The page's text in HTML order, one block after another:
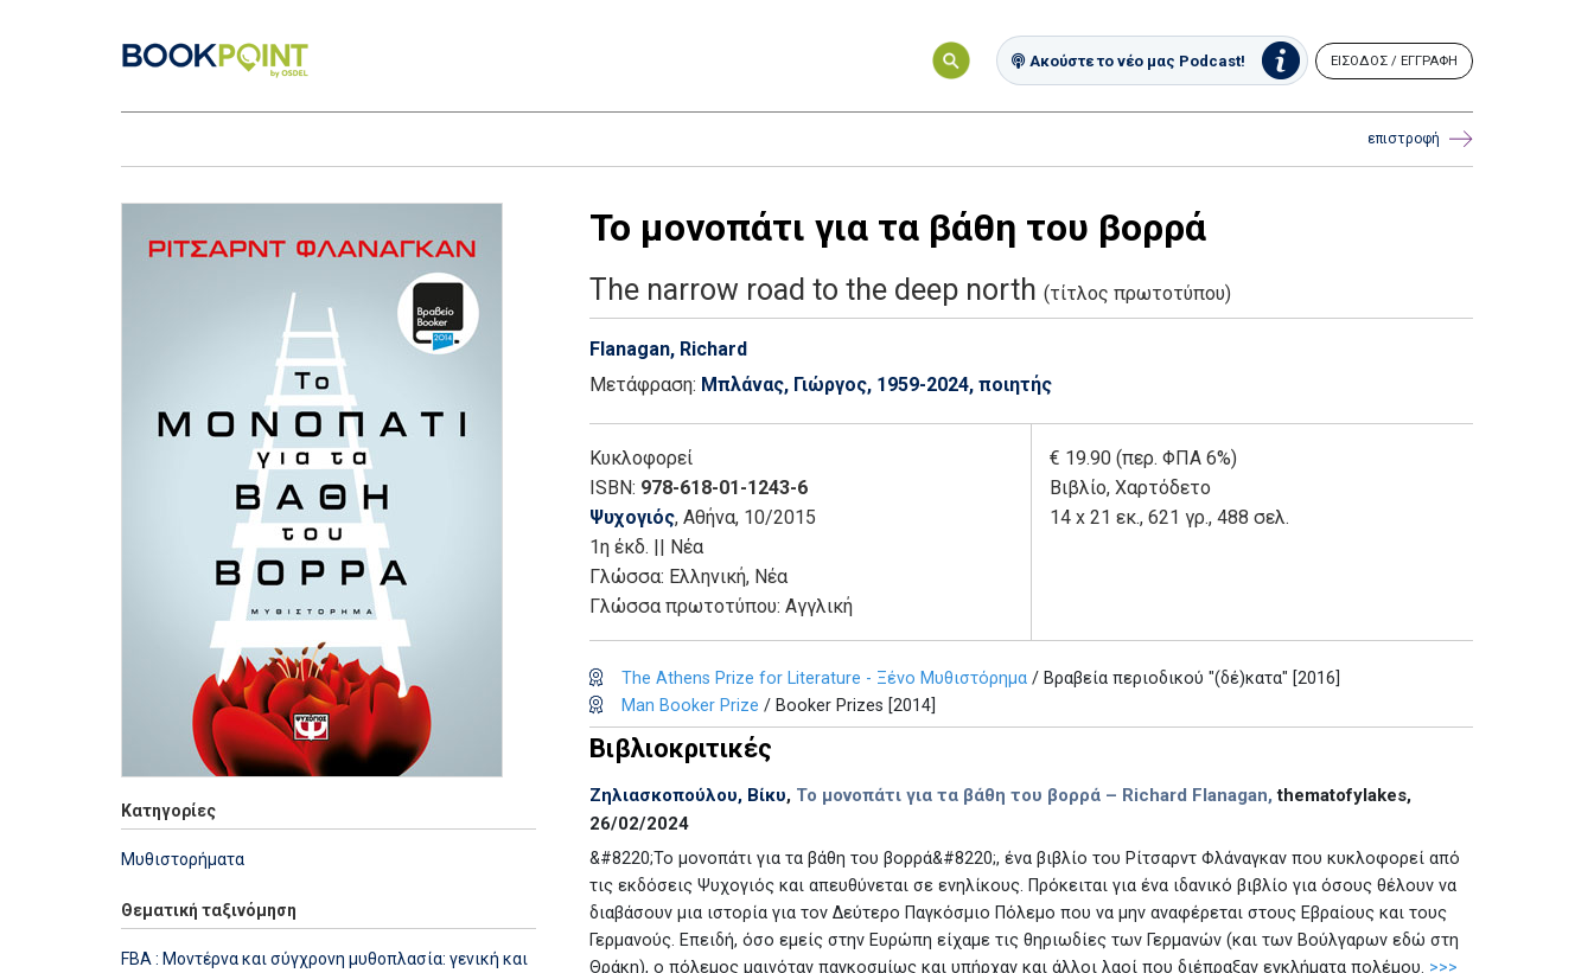
Ακούστε το νέο μας Podcast! ΕΙΣΟΔΟΣ / ΕΓΓΡΑΦΗ
επιστροφή
Κατηγορίες
Μυθιστορήματα
Θεματική ταξινόμηση
FBA : Μοντέρνα και σύγχρονη μυθοπλασία: γενική και
Το μονοπάτι για τα βάθη του βορρά
The narrow road to the deep north (τίτλος πρωτοτύπου)
Flanagan, Richard
Μετάφραση: Μπλάνας, Γιώργος, 1959-2024, ποιητής
Κυκλοφορεί
ISBN: 978-618-01-1243-6
Ψυχογιός, Αθήνα, 10/2015
1η έκδ. || Νέα
Γλώσσα: Ελληνική, Νέα
Γλώσσα πρωτοτύπου: Αγγλική
€ 19.90 (περ. ΦΠΑ 6%)
Βιβλίο, Χαρτόδετο
14 x 21 εκ., 621 γρ., 488 σελ.
The Athens Prize for Literature - Ξένο Μυθιστόρημα / Βραβεία περιοδικού "(δέ)κατα" [2016]
Man Booker Prize / Booker Prizes [2014]
Βιβλιοκριτικές
Ζηλιασκοπούλου, Βίκυ, Το μονοπάτι για τα βάθη του βορρά – Richard Flanagan, thematofylakes,
26/02/2024
&#8220;Το μονοπάτι για τα βάθη του βορρά&#8220;, ένα βιβλίο του Ρίτσαρντ Φλάναγκαν που κυκλοφορεί από
τις εκδόσεις Ψυχογιός και απευθύνεται σε ενηλίκους. Πρόκειται για ένα ιδανικό βιβλίο για όσους θέλουν να
διαβάσουν μια ιστορία για τον Δεύτερο Παγκόσμιο Πόλεμο που να μην αναφέρεται στους Εβραίους και τους
Γερμανούς. Επειδή, όσο εμείς στην Ευρώπη είχαμε τις θηριωδίες των Γερμανών (και των Βούλγαρων εδώ στη
Θράκη), ο πόλεμος μαινόταν παγκοσμίως και υπήρχαν και άλλοι λαοί που διέπραξαν εγκλήματα πολέμου. >>>